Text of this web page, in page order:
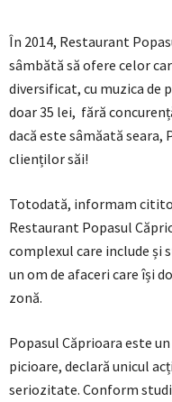
În 2014, Restaurant
sâmbătă să ofere celor
diversificat, cu muzica de
doar 35 lei, fără
dacă este sâmăată seara,
clienților săi!
Totodată, informam
Restaurant Popasul
complexul care include și
un om de afaceri care își
zonă.
Popasul Căprioara este
picioare, declară unicul
seriozitate. Conform